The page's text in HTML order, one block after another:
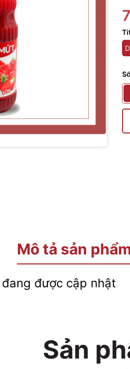
Mô tả sản
được cập nhật
Sản